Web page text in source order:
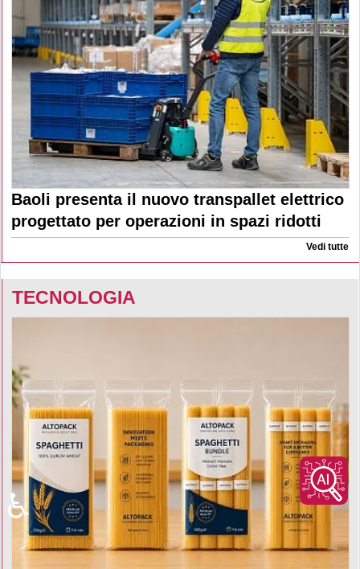
Baoli presenta il nuovo transpallet elettrico
progettato per operazioni in spazi ridotti
Vedi tutte
TECNOLOGIA